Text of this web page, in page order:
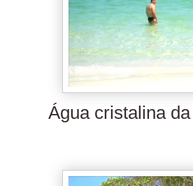
Água cristalina